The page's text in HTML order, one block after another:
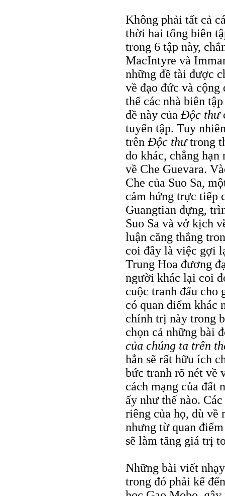
Không phải tất cả
thời hai tổng biên
trong 6 tập này,
MacIntyre và
những đề tài được
về đạo đức và
thể các nhà biên
đề này củaÐộc thư
tuyển tập. Tuy
trênÐộc thưtrong
do khác, chẳng
về Che Guevara.
Che của Suo Sa,
cảm hứng trực tiếp
Guangtian dựng,
Suo Sa và vở kịch
luận căng thẳng
coi đây là việc gợi
Trung Hoa đương
người khác lại coi
cuộc tranh đấu cho
có quan điểm khác
chính trị này trong
chọn cả những bài
của chúng ta trên
hẳn sẽ rất hữu ích
bức tranh rõ nét về
cách mạng của đất
ấy như thế nào.
riêng của họ, dù về
nhưng từ quan
sẽ làm tăng giá trị
Những bài viết
trong đó phải kể